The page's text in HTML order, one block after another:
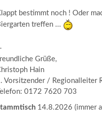
bestimmt noch ! Oder
treffen ...
Grüße,
Hain
Vorsitzender / Regionalleiter
Telefon: 0172 7620 703
14.8.2026 (immer